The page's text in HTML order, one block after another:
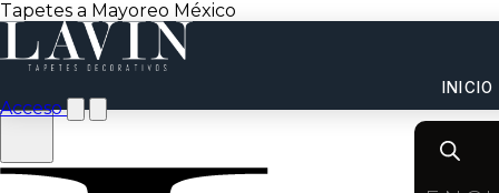
Tapetes a Mayoreo México
INICIO
Acceso
Products
search